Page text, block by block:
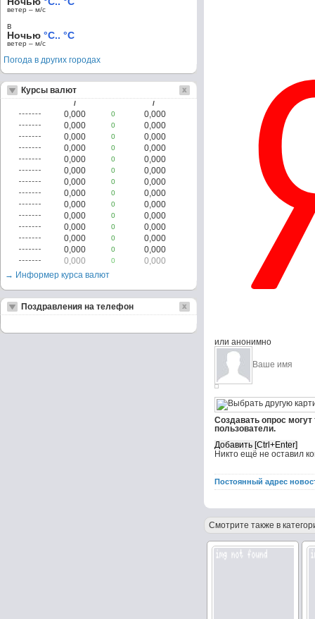
или анонимно
Создавать опрос
пользователи.
Никто ещё не оставил
Постоянный адрес
Смотрите также в
ветер – м/c
в
Ночью °C.. °C
ветер – м/c
Погода в других городах
Курсы валют
/ /
0,000 0
0,000
0,000
0
0,000
0,000
0
0,000
0,000
0
0,000
0,000
0
0,000
0,000
0
0,000
0,000
0
0,000
0,000
0
0,000
0,000
0
0,000
0,000
0
0,000
0,000
0
0,000
0,000
0
0,000
0,000
0
0,000
0,000
0
0,000
→ Информер курса валют
Поздравления на телефон